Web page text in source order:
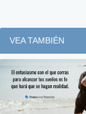
VEA TAMBIÉN